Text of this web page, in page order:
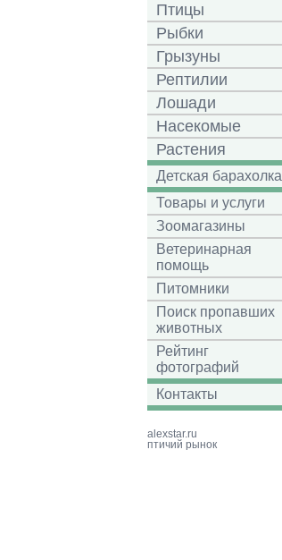
Птицы
Рыбки
Грызуны
Рептилии
Лошади
Насекомые
Растения
Детская барахолка
Товары и услуги
Зоомагазины
Ветеринарная
помощь
Питомники
Поиск пропавших
животных
Рейтинг
фотографий
Контакты
alexstar.ru
птичий рынок